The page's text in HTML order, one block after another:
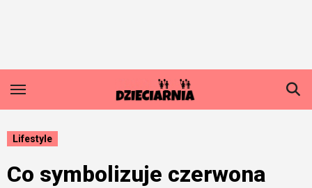
Lifestyle
Co symbolizuje czerwona